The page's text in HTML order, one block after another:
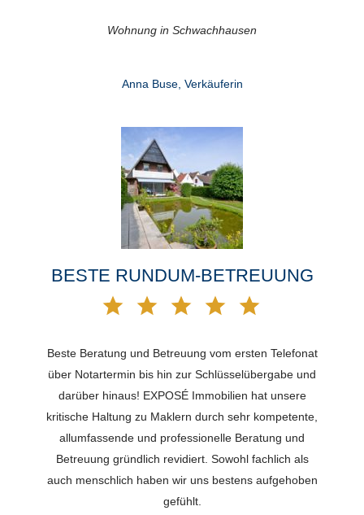
Wohnung in Schwachhausen
Anna Buse, Verkäuferin
BESTE RUNDUM-BETREUUNG
Beste Beratung und Betreuung vom ersten Telefonat
über Notartermin bis hin zur Schlüsselübergabe und
darüber hinaus! EXPOSÉ Immobilien hat unsere
kritische Haltung zu Maklern durch sehr kompetente,
allumfassende und professionelle Beratung und
Betreuung gründlich revidiert. Sowohl fachlich als
auch menschlich haben wir uns bestens aufgehoben
gefühlt.